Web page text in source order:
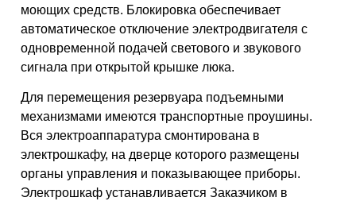
моющих средств. Блокировка обеспечивает
автоматическое отключение электродвигателя с
одновременной подачей светового и звукового
сигнала при открытой крышке люка.
Для перемещения резервуара подъемными
механизмами имеются транспортные проушины.
Вся электроаппаратура смонтирована в
электрошкафу, на дверце которого размещены
органы управления и показывающее приборы.
Электрошкаф устанавливается Заказчиком в